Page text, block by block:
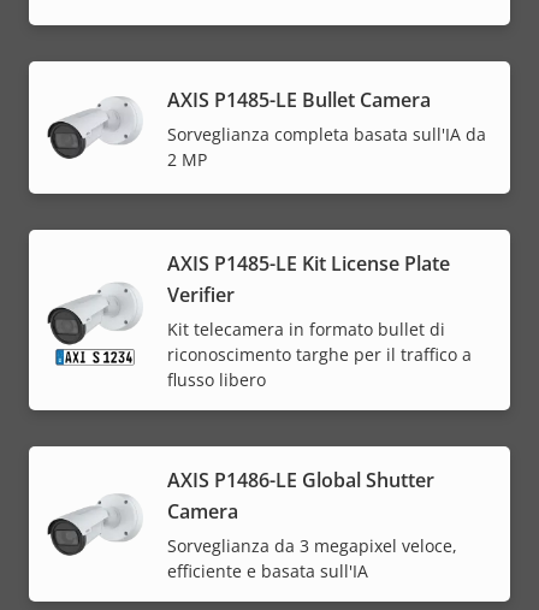
AXIS P1485-LE Bullet Camera
Sorveglianza completa basata sull'IA da
2 MP
AXIS P1485-LE Kit License Plate
Verifier
Kit telecamera in formato bullet di
riconoscimento targhe per il traffico a
flusso libero
AXIS P1486-LE Global Shutter
Camera
Sorveglianza da 3 megapixel veloce,
efficiente e basata sull'IA